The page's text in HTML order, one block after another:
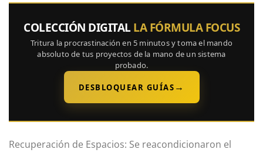
COLECCIÓN DIGITAL LA FÓRMULA FOCUS
Tritura la procrastinación en 5 minutos y toma el mando
absoluto de tus proyectos de la mano de un sistema
probado.
DESBLOQUEAR GUÍAS →
Recuperación de Espacios: Se reacondicionaron el